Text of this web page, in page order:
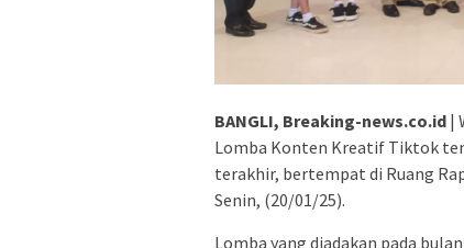
BANGLI, Breaking-news.co.id |
Lomba Konten Kreatif Tiktok
terakhir, bertempat di Ruang
Senin, (20/01/25).
Lomba yang diadakan pada